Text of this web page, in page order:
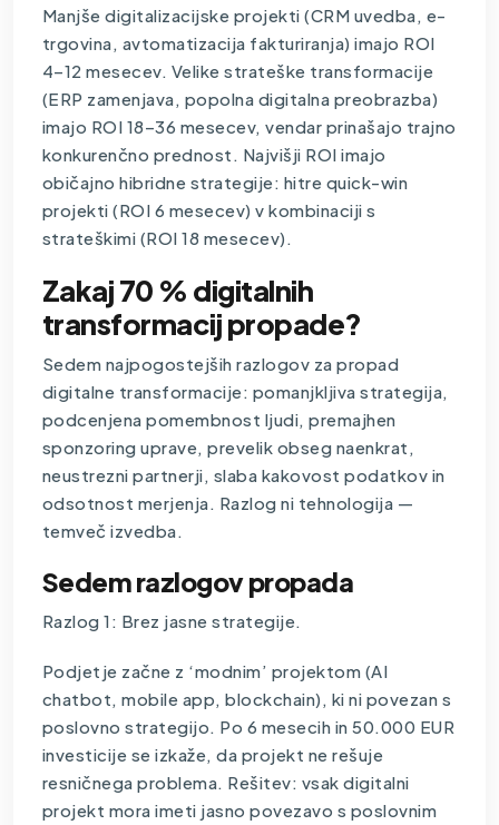
Manjše digitalizacijske projekti (CRM uvedba, e-
trgovina, avtomatizacija fakturiranja) imajo ROI
4–12 mesecev. Velike strateške transformacije
(ERP zamenjava, popolna digitalna preobrazba)
imajo ROI 18–36 mesecev, vendar prinašajo trajno
konkurenčno prednost. Najvišji ROI imajo
običajno hibridne strategije: hitre quick-win
projekti (ROI 6 mesecev) v kombinaciji s
strateškimi (ROI 18 mesecev).
Zakaj 70 % digitalnih
transformacij propade?
Sedem najpogostejših razlogov za propad
digitalne transformacije: pomanjkljiva strategija,
podcenjena pomembnost ljudi, premajhen
sponzoring uprave, prevelik obseg naenkrat,
neustrezni partnerji, slaba kakovost podatkov in
odsotnost merjenja. Razlog ni tehnologija —
temveč izvedba.
Sedem razlogov propada
Razlog 1: Brez jasne strategije.
Podjetje začne z ‘modnim’ projektom (AI
chatbot, mobile app, blockchain), ki ni povezan s
poslovno strategijo. Po 6 mesecih in 50.000 EUR
investicije se izkaže, da projekt ne rešuje
resničnega problema. Rešitev: vsak digitalni
projekt mora imeti jasno povezavo s poslovnim